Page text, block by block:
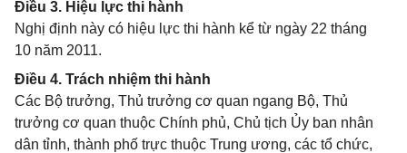
Điều 3. Hiệu lực thi hành
Nghị định này có hiệu lực thi hành kể từ ngày 22 tháng
10 năm 2011.
Điều 4. Trách nhiệm thi hành
Các Bộ trưởng, Thủ trưởng cơ quan ngang Bộ, Thủ
trưởng cơ quan thuộc Chính phủ, Chủ tịch Ủy ban nhân
dân tỉnh, thành phố trực thuộc Trung ương, các tổ chức,